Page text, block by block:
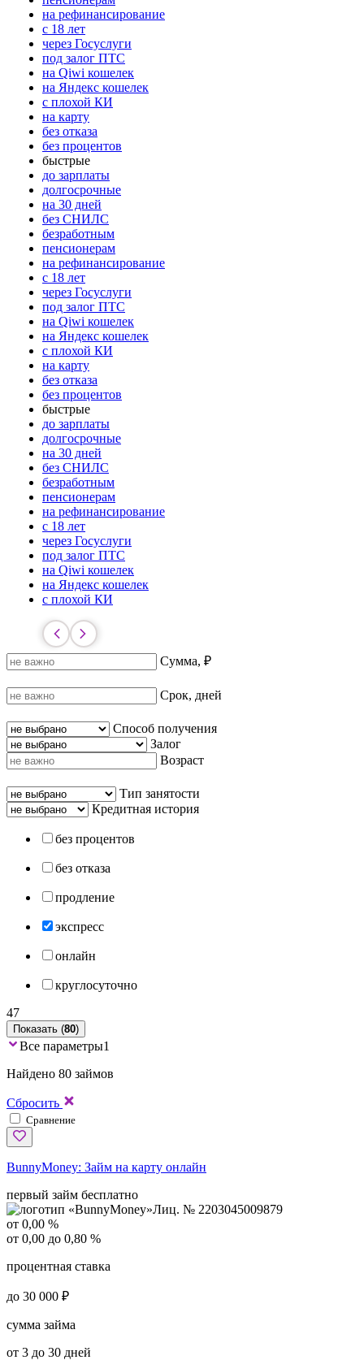
на рефинансирование
с 18 лет
через Госуслуги
под залог ПТС
на Qiwi кошелек
на Яндекс кошелек
с плохой КИ
на карту
без отказа
без процентов
быстрые
до зарплаты
долгосрочные
на 30 дней
без СНИЛС
безработным
пенсионерам
на рефинансирование
с 18 лет
через Госуслуги
под залог ПТС
на Qiwi кошелек
на Яндекс кошелек
с плохой КИ
на карту
без отказа
без процентов
быстрые
до зарплаты
долгосрочные
на 30 дней
без СНИЛС
безработным
пенсионерам
на рефинансирование
с 18 лет
через Госуслуги
под залог ПТС
на Qiwi кошелек
на Яндекс кошелек
с плохой КИ
Сумма, ₽
Срок, дней
Способ получения
Залог
Возраст
Тип занятости
Кредитная история
без процентов
без отказа
продление
экспресс
онлайн
круглосуточно
47
Показать (80)
Все параметры1
Найдено 80 займов
Сбросить
Сравнение
BunnyMoney: Займ на карту онлайн
первый займ бесплатно
Лиц. № 2203045009879
от 0,00 %
от 0,00 до 0,80 %
процентная ставка
до 30 000 ₽
сумма займа
от 3 до 30 дней